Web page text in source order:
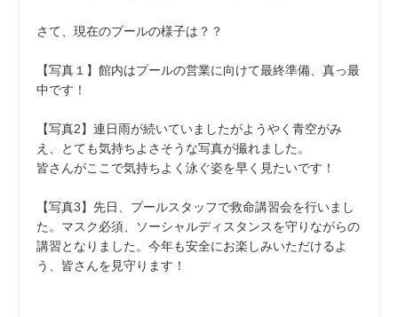
さて、現在のプールの様子は？？
【写真１】館内はプールの営業に向けて最終準備、真っ最
中です！
【写真2】連日雨が続いていましたがようやく青空がみ
え、とても気持ちよさそうな写真が撮れました。
皆さんがここで気持ちよく泳ぐ姿を早く見たいです！
【写真3】先日、プールスタッフで救命講習会を行いまし
た。マスク必須、ソーシャルディスタンスを守りながらの
講習となりました。今年も安全にお楽しみいただけるよ
う、皆さんを見守ります！